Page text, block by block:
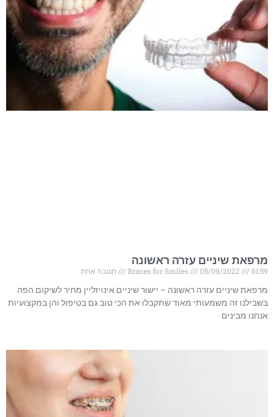
מרפאת שיניים עזרה ראשונה
Braces for Smiles 05/09/2022 01:59
תגובה אחת
מרפאת שיניים עזרה ראשונה – יישור שיניים אינויזליין מחיר לשיקום הפה
בשבילנו זה משמעותי מאוד שתקבלו את הכי טוב גם בטיפול והן במקצועיות
אנחנו מבינים